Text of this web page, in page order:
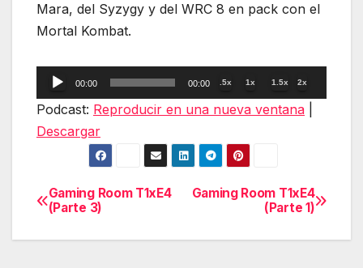
Mara, del Syzygy y del WRC 8 en pack con el
Mortal Kombat.
Reproductor
de
00:00 00:00 .5x 1x 1.5x 2x
Podcast: Reproducir en una nueva ventana
Descargar
Navegación
de
Gaming Room T1xE4
(Parte 1)
Gaming Room T1xE4
(Parte 3)